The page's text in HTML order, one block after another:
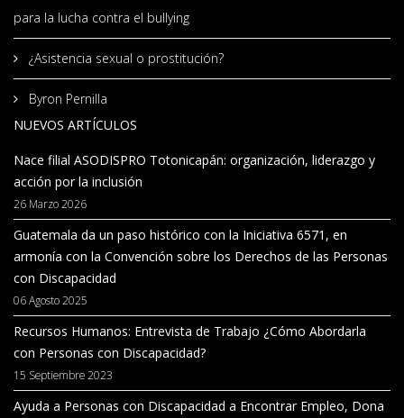
para la lucha contra el bullying
¿Asistencia sexual o prostitución?
Byron Pernilla
NUEVOS ARTÍCULOS
Nace filial ASODISPRO Totonicapán: organización, liderazgo y
acción por la inclusión
26 Marzo 2026
Guatemala da un paso histórico con la Iniciativa 6571, en
armonía con la Convención sobre los Derechos de las Personas
con Discapacidad
06 Agosto 2025
Recursos Humanos: Entrevista de Trabajo ¿Cómo Abordarla
con Personas con Discapacidad?
15 Septiembre 2023
Ayuda a Personas con Discapacidad a Encontrar Empleo, Dona